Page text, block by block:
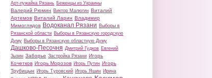
Арт-лужайка Рязань Беженцы из Украины
Валерий Рюмин Виктор Малюгин Виталий
Артемов Виталий Ларин Владимир
Мимоглядов Водоканал Рязани Выборы в
Рязанской области Выборы в Рязанскую городскую
Думу Выборы в Рязанскую областную Думу
Дашково-Песочня Дмитрий Гудков Евгений
Зызин Заборье Застройка Рязани Игорь
Кочетков Игорь Морозов Игорь Путин Игорь
Трубицын Игорь Туровский Игорь Яшин Ирина